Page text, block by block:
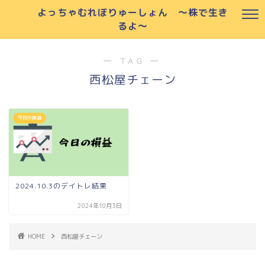
よっちゃむれぼりゅーしょん ～株で生き
るよ～
― TAG ―
西松屋チェーン
今日の損益
2024.10.3のデイトレ結果
2024年10月3日
HOME 西松屋チェーン